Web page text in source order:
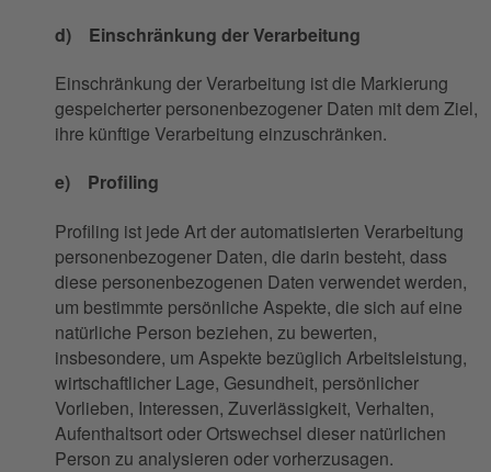
d) Einschränkung der Verarbeitung
Einschränkung der Verarbeitung ist die Markierung
gespeicherter personenbezogener Daten mit dem Ziel,
ihre künftige Verarbeitung einzuschränken.
e) Profiling
Profiling ist jede Art der automatisierten Verarbeitung
personenbezogener Daten, die darin besteht, dass
diese personenbezogenen Daten verwendet werden,
um bestimmte persönliche Aspekte, die sich auf eine
natürliche Person beziehen, zu bewerten,
insbesondere, um Aspekte bezüglich Arbeitsleistung,
wirtschaftlicher Lage, Gesundheit, persönlicher
Vorlieben, Interessen, Zuverlässigkeit, Verhalten,
Aufenthaltsort oder Ortswechsel dieser natürlichen
Person zu analysieren oder vorherzusagen.